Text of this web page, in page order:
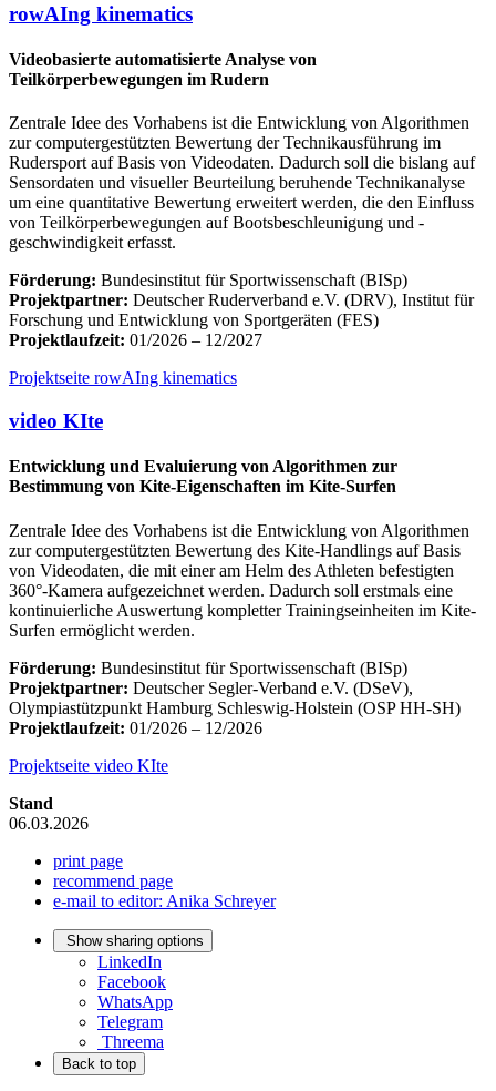
rowAIng kinematics
Videobasierte automatisierte Analyse von
Teilkörperbewegungen im Rudern
Zentrale Idee des Vorhabens ist die Entwicklung von Algorithmen
zur computergestützten Bewertung der Technikausführung im
Rudersport auf Basis von Videodaten. Dadurch soll die bislang auf
Sensordaten und visueller Beurteilung beruhende Technikanalyse
um eine quantitative Bewertung erweitert werden, die den Einfluss
von Teilkörperbewegungen auf Bootsbeschleunigung und -
geschwindigkeit erfasst.
Förderung: Bundesinstitut für Sportwissenschaft (BISp)
Projektpartner: Deutscher Ruderverband e.V. (DRV), Institut für
Forschung und Entwicklung von Sportgeräten (FES)
Projektlaufzeit: 01/2026 – 12/2027
Projektseite rowAIng kinematics
video KIte
Entwicklung und Evaluierung von Algorithmen zur
Bestimmung von Kite-Eigenschaften im Kite-Surfen
Zentrale Idee des Vorhabens ist die Entwicklung von Algorithmen
zur computergestützten Bewertung des Kite-Handlings auf Basis
von Videodaten, die mit einer am Helm des Athleten befestigten
360°-Kamera aufgezeichnet werden. Dadurch soll erstmals eine
kontinuierliche Auswertung kompletter Trainingseinheiten im Kite-
Surfen ermöglicht werden.
Förderung: Bundesinstitut für Sportwissenschaft (BISp)
Projektpartner: Deutscher Segler-Verband e.V. (DSeV),
Olympiastützpunkt Hamburg Schleswig-Holstein (OSP HH-SH)
Projektlaufzeit: 01/2026 – 12/2026
Projektseite video KIte
Stand
06.03.2026
print page
recommend page
e-mail to editor: Anika Schreyer
Show sharing options
LinkedIn
Facebook
WhatsApp
Telegram
Threema
Back to top